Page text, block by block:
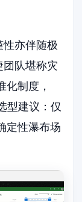
性亦伴随极
队堪称灾
化制度，
型建议：仅
定性瀑布场